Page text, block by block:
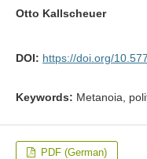
Otto Kallscheuer
DOI: https://doi.org/
Keywords: Metanoia,
PDF (German)